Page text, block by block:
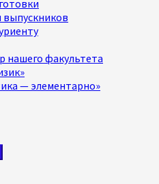
нашего факультета
— элементарно»